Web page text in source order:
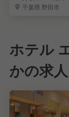
千葉県 野田市
ホテル
かの求人